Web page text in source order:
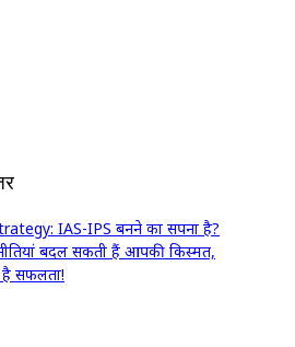
IAS-IPS बनने का सपना है?
बदल सकती हैं आपकी किस्मत,
है सफलता!